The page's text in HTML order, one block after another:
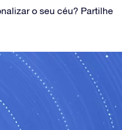
o seu céu? Partilhe